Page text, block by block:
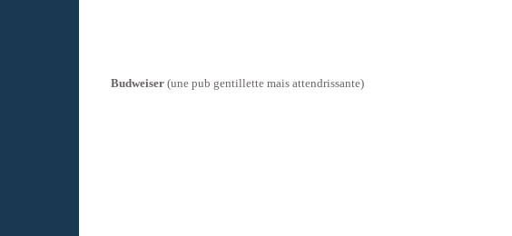
Budweiser (une pub gentillette mais attendrissante)